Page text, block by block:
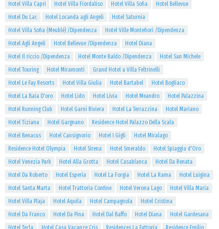
Hotel Villa Capri
Hotel Villa Fiordaliso Hotel Villa Sofia
Hotel Bellevue
Hotel Du Lac
Hotel Locanda agli Angeli
Hotel Saturnia
Hotel Villa Sofia (Meublè) /Dipendenza
Hotel Ville Montefiori /Dipendenza
Hotel Agli Angeli
Hotel Bellevue /Dipendenza
Hotel Diana
Hotel Il riccio /Dipendenza
Hotel Monte Baldo /Dipendenza
Hotel San Michele
Hotel Touring
Hotel Miramonti
Grand Hotel a Villa Feltrinelli
Hotel Le Fay Resorts
Hotel Villa Giulia Hotel Bartabel
Hotel Bogliaco
Hotel La Baia D'oro
Hotel Lido Hotel Livia Hotel Meandro
Hotel Palazzina
Hotel Running Club
Hotel Garni Riviera Hotel La Terrazzina
Hotel Mariano
Hotel Tiziana
Hotel Gargnano
Residence Hotel Palazzo Della Scala
Hotel Benacus
Hotel Cansignorio Hotel I Gigli
Hotel Miralago
Residence Hotel Olympia
Hotel Sirena Hotel Smeraldo
Hotel Spiaggia d'Oro
Hotel Venezia Park
Hotel Alla Grotta Hotel Casablanca
Hotel Da Renata
Hotel Da Roberto
Hotel Esperia Hotel La Forgia Hotel La Rama
Hotel Luigina
Hotel Santa Marta
Hotel Trattoria Confine Hotel Verona Lago
Hotel Villa Maria
Hotel Villa Plaja
Hotel Aquila Hotel Campagnola
Hotel Cristina
Hotel Da Franco
Hotel Da Pina Hotel Dal Baffo Hotel Diana
Hotel Gardesana
Hotel Tecla
Hotel Casa Vacanze Cris Residences La Fattoria
Residence Emilio